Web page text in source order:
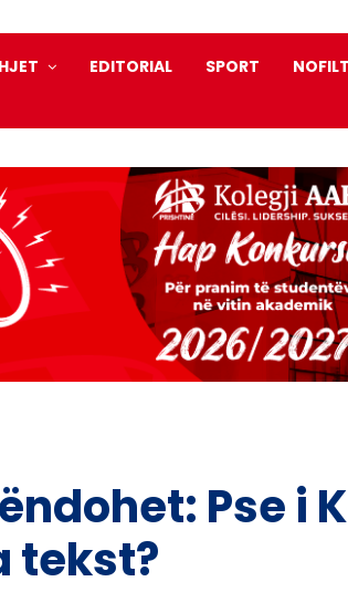
EDITORIAL SPORT NOFILT
Pse i
tekst?